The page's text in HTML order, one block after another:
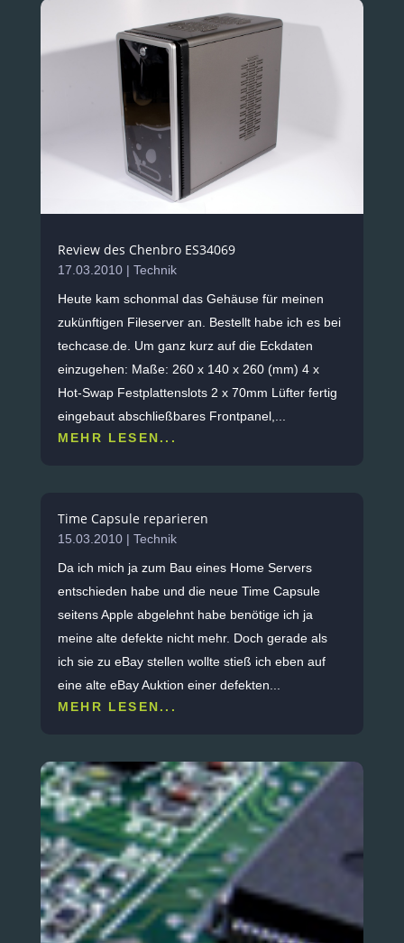
Review des Chenbro ES34069
17.03.2010| Technik
Heute kam schonmal das Gehäuse für meinen
zukünftigen Fileserver an. Bestellt habe ich es bei
techcase.de. Um ganz kurz auf die Eckdaten
einzugehen: Maße: 260 x 140 x 260 (mm) 4 x
Hot-Swap Festplattenslots 2 x 70mm Lüfter fertig
eingebaut abschließbares Frontpanel,...
MEHR LESEN...
Time Capsule reparieren
15.03.2010| Technik
Da ich mich ja zum Bau eines Home Servers
entschieden habe und die neue Time Capsule
seitens Apple abgelehnt habe benötige ich ja
meine alte defekte nicht mehr. Doch gerade als
ich sie zu eBay stellen wollte stieß ich eben auf
eine alte eBay Auktion einer defekten...
MEHR LESEN...